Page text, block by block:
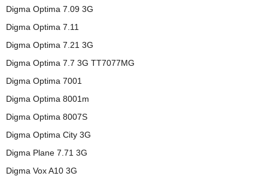
Digma Optima 7.09 3G
Digma Optima 7.11
Digma Optima 7.21 3G
Digma Optima 7.7 3G TT7077MG
Digma Optima 7001
Digma Optima 8001m
Digma Optima 8007S
Digma Optima City 3G
Digma Plane 7.71 3G
Digma Vox A10 3G